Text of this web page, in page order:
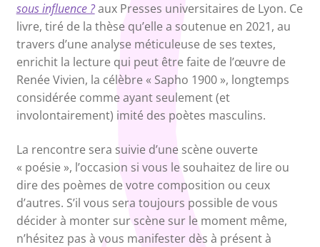
sous influence ?aux Presses universitaires de Lyon. Ce
livre, tiré de la thèse qu’elle a soutenue en 2021, au
travers d’une analyse méticuleuse de ses textes,
enrichit la lecture qui peut être faite de l’œuvre de
Renée Vivien, la célèbre « Sapho 1900 », longtemps
considérée comme ayant seulement (et
involontairement) imité des poètes masculins.
La rencontre sera suivie d’une scène ouverte
« poésie », l’occasion si vous le souhaitez de lire ou
dire des poèmes de votre composition ou ceux
d’autres. S’il vous sera toujours possible de vous
décider à monter sur scène sur le moment même,
n’hésitez pas à vous manifester dès à présent à